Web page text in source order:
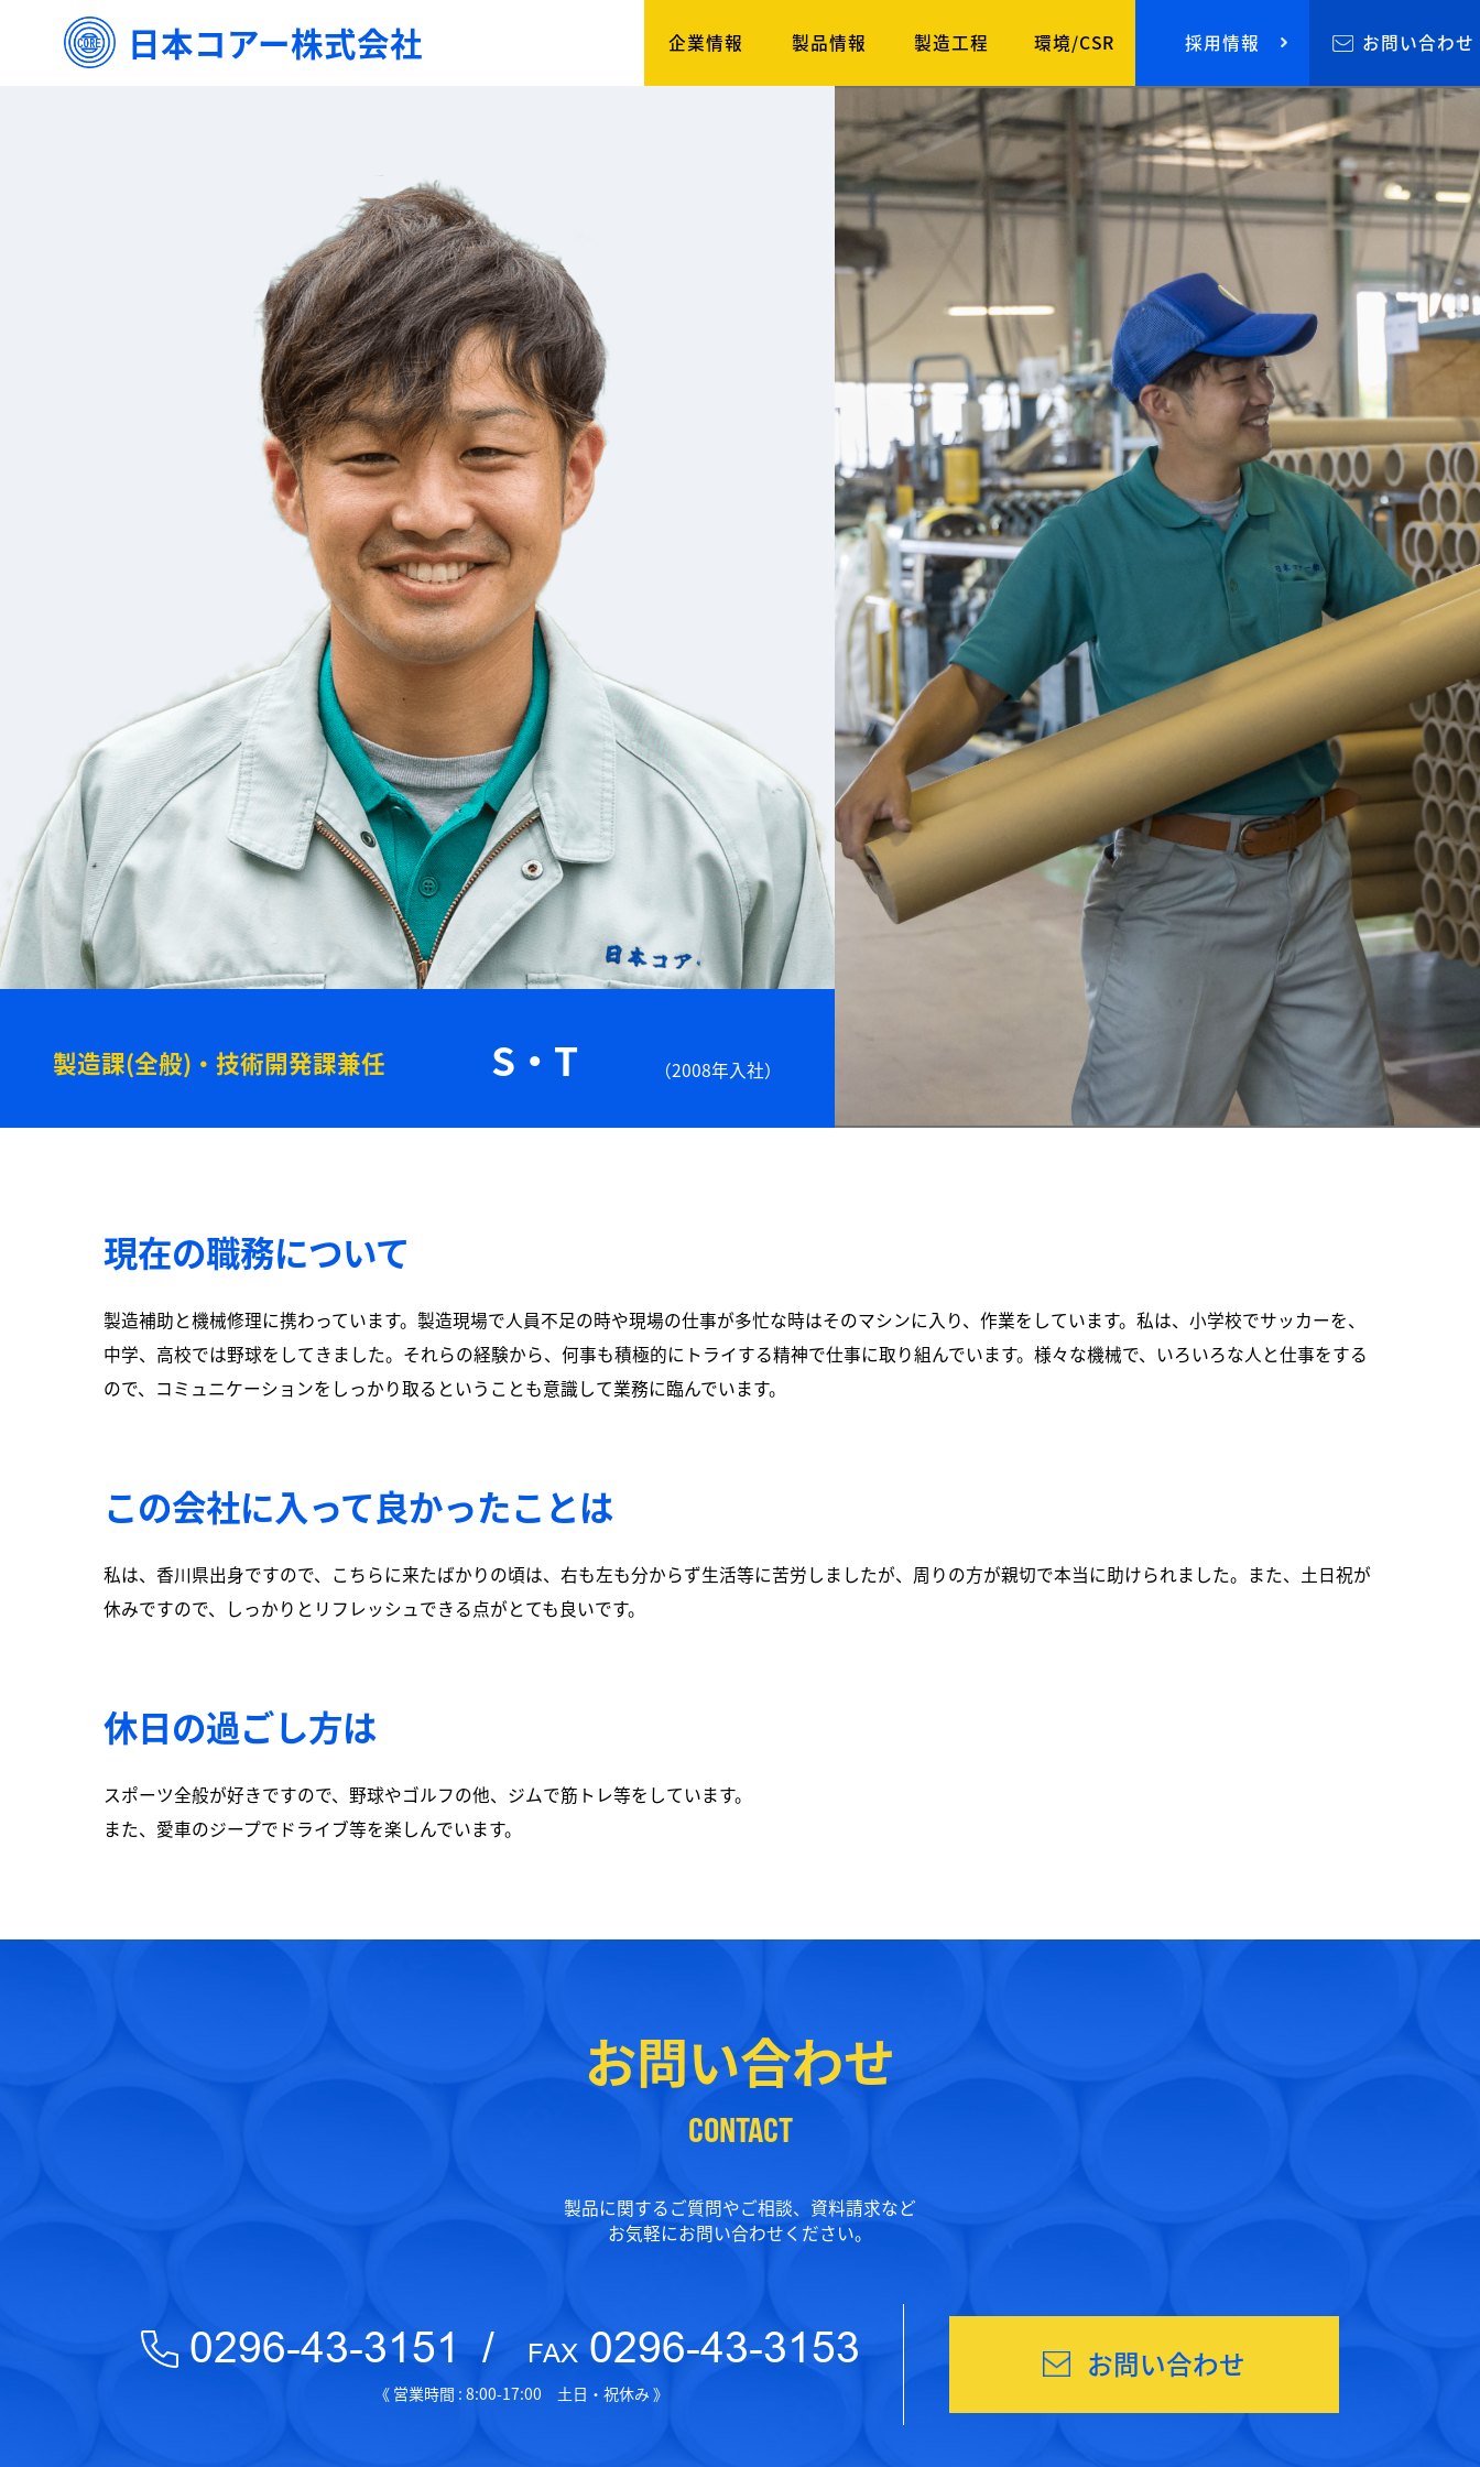
日本コアー株式会社 企業情報 製品情報 製造工程 環境/CSR 採用情報 お問い合わせ
製造課(全般)・技術開発課兼任 S・T （2008年入社）
現在の職務について
製造補助と機械修理に携わっています。製造現場で人員不足の時や現場の仕事が多忙な時はそのマシンに入り、作業をしています。私は、小学校でサッカーを、
中学、高校では野球をしてきました。それらの経験から、何事も積極的にトライする精神で仕事に取り組んでいます。様々な機械で、いろいろな人と仕事をする
ので、コミュニケーションをしっかり取るということも意識して業務に臨んでいます。
この会社に入って良かったことは
私は、香川県出身ですので、こちらに来たばかりの頃は、右も左も分からず生活等に苦労しましたが、周りの方が親切で本当に助けられました。また、土日祝が
休みですので、しっかりとリフレッシュできる点がとても良いです。
休日の過ごし方は
スポーツ全般が好きですので、野球やゴルフの他、ジムで筋トレ等をしています。
また、愛車のジープでドライブ等を楽しんでいます。
お問い合わせ
CONTACT
製品に関するご質問やご相談、資料請求など
お気軽にお問い合わせください。
0296-43-3151 / FAX 0296-43-3153
《 営業時間 : 8:00-17:00 土日・祝休み 》
お問い合わせ